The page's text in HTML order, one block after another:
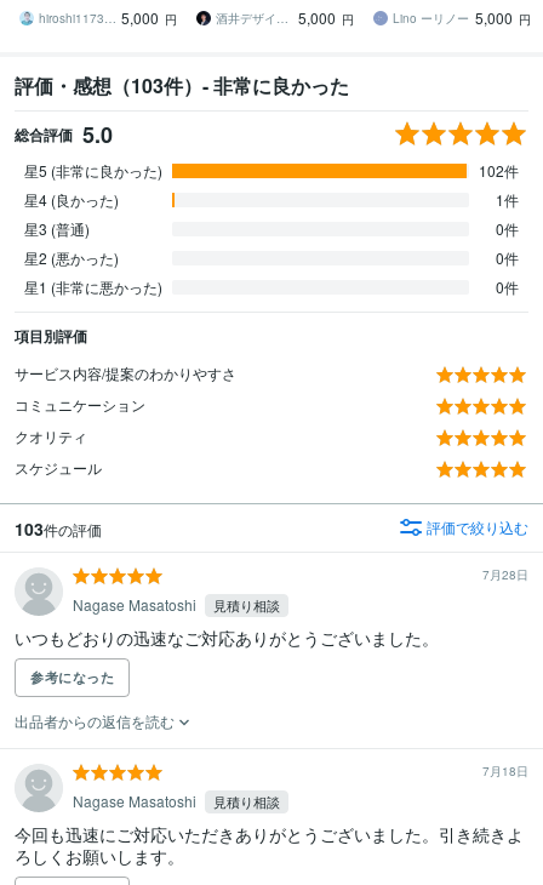
hiroshi1173（Web解析士） 5,000 円
ンテナンスもOK
酒井デザインスタジオ
5,000 円
のみも◎
Lino ーリノー 5,000 円
評価・感想（103件）- 非常に良かった
総合評価 5.0
星5 (非常に良かった)
102件
星4 (良かった)
1件
星3 (普通)
0件
星2 (悪かった)
0件
星1 (非常に悪かった)
0件
項目別評価
サービス内容/提案のわかりやすさ
コミュニケーション
クオリティ
スケジュール
103件の評価 評価で絞り込む
7月28日
Nagase Masatoshi 見積り相談
いつもどおりの迅速なご対応ありがとうございました。
参考になった
出品者からの返信を読む
7月18日
Nagase Masatoshi 見積り相談
今回も迅速にご対応いただきありがとうございました。引き続きよ
ろしくお願いします。